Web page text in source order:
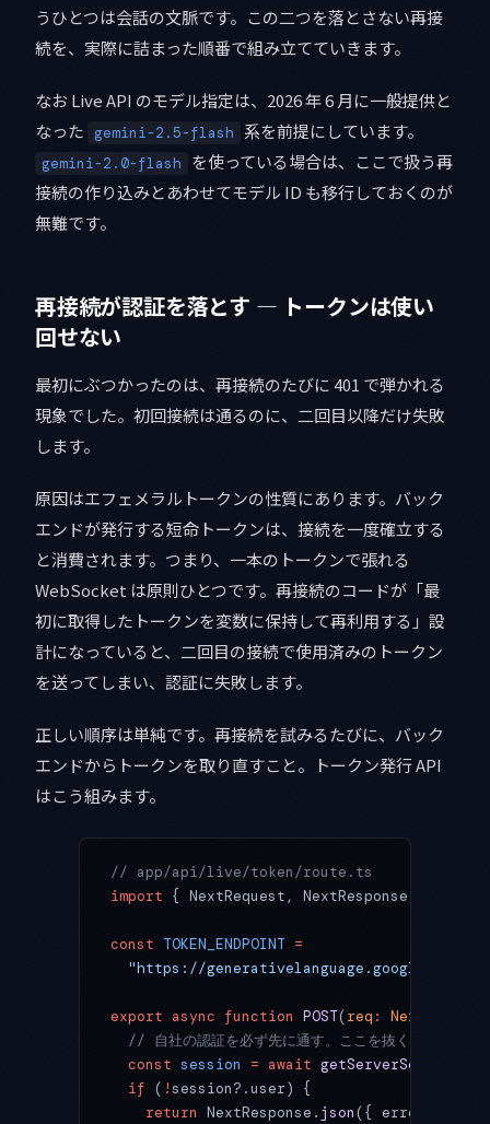
うひとつは会話の文脈です。この二つを落とさない再接
続を、実際に詰まった順番で組み立てていきます。
なお Live API のモデル指定は、2026 年 6 月に一般提供と
なった gemini-2.5-flash 系を前提にしています。
gemini-2.0-flash
を使っている場合は、ここで扱う再
接続の作り込みとあわせてモデル ID も移行しておくのが
無難です。
再接続が認証を落とす — トークンは使い
回せない
最初にぶつかったのは、再接続のたびに 401 で弾かれる
現象でした。初回接続は通るのに、二回目以降だけ失敗
します。
原因はエフェメラルトークンの性質にあります。バック
エンドが発行する短命トークンは、接続を一度確立する
と消費されます。つまり、一本のトークンで張れる
WebSocket は原則ひとつです。再接続のコードが「最
初に取得したトークンを変数に保持して再利用する」設
計になっていると、二回目の接続で使用済みのトークン
を送ってしまい、認証に失敗します。
正しい順序は単純です。再接続を試みるたびに、バック
エンドからトークンを取り直すこと。トークン発行 API
はこう組みます。
// app/api/live/token/route.ts
import { NextRequest, NextResponse }
const TOKEN_ENDPOINT =
"https://
export async function POST(req : NextRequest
// 自社の認証を必ず先に通す。ここを抜くと誰でもト
  const
session = await getServerSession
  if
( !session?.user) {
    return
NextResponse. json({ error: